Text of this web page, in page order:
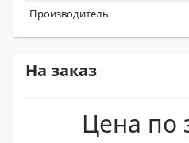
Производитель
На заказ
Цена по